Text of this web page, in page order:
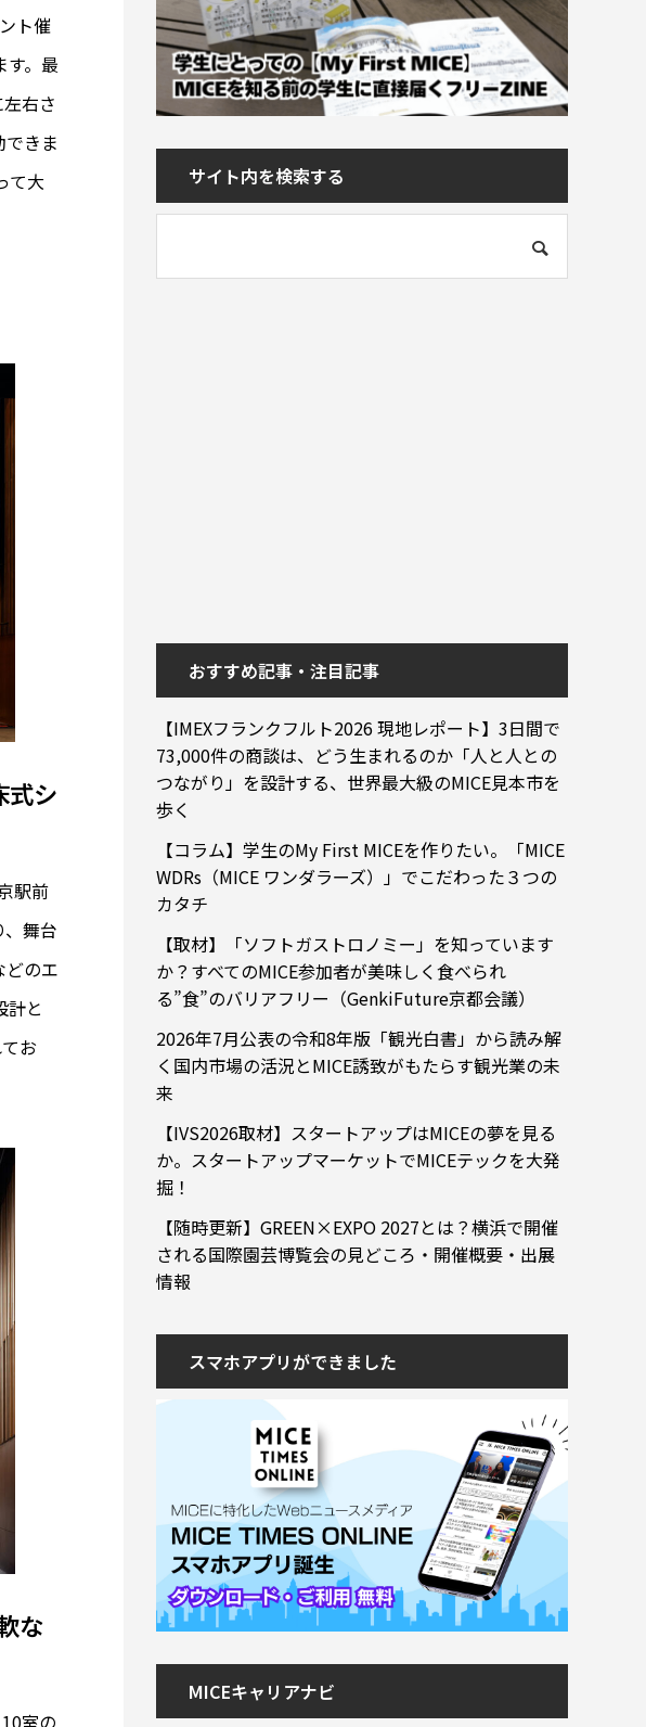
ト催
す。最
右さ
きま
て大
式シ
駅前
舞台
どのエ
計と
お
な
サイト内を検索する
おすすめ記事・注目記事
【IMEXフランクフルト2026 現地レポート】3日間で
73,000件の商談は、どう生まれるのか「人と人との
つながり」を設計する、世界最大級のMICE見本市を
歩く
【コラム】学生のMy First MICEを作りたい。「MICE
WDRs（MICE ワンダラーズ）」でこだわった３つの
カタチ
【取材】「ソフトガストロノミー」を知っています
か？すべてのMICE参加者が美味しく食べられ
る”食”のバリアフリー（GenkiFuture京都会議）
2026年7月公表の令和8年版「観光白書」から読み解
く国内市場の活況とMICE誘致がもたらす観光業の未
来
【IVS2026取材】スタートアップはMICEの夢を見る
か。スタートアップマーケットでMICEテックを大発
掘！
【随時更新】GREEN×EXPO 2027とは？横浜で開催
される国際園芸博覧会の見どころ・開催概要・出展
情報
スマホアプリができました
MICEキャリアナビ